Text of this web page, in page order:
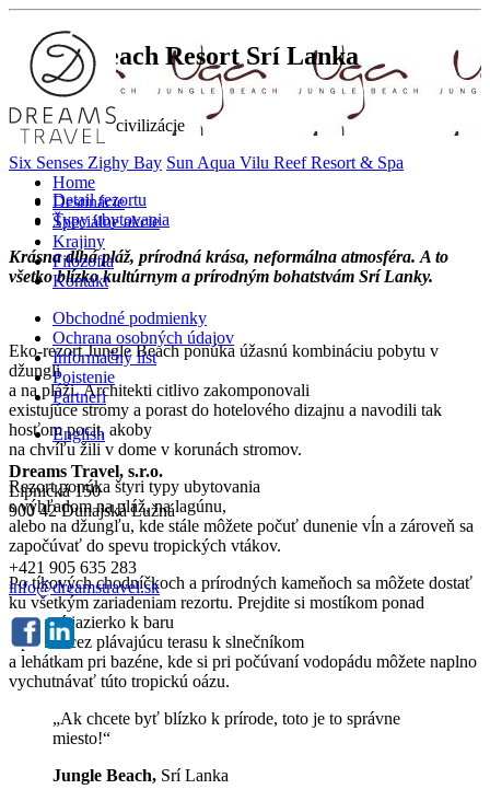
Home
Destinácie
Špeciálne akcie
Krajiny
Filozofia
Kontakt
Obchodné podmienky
Ochrana osobných údajov
Informačný list
Poistenie
Partneri
English
Dreams Travel, s.r.o.
Lipnická 150
900 42 Dunajská Lužná
+421 905 635 283
info@dreamstravel.sk
Jungle Beach Resort Srí Lanka
Únik od rušnej civilizácie
Six Senses Zighy Bay Sun Aqua Vilu Reef Resort & Spa
Detail rezortu
Typy ubytovania
Krásna dlhá pláž, prírodná krása, neformálna atmosféra. A to
všetko blízko kultúrnym a prírodným bohatstvám Srí Lanky.
Eko-rezort Jungle Beach ponúka úžasnú kombináciu pobytu v
džungli
a na pláži. Architekti citlivo zakomponovali
existujúce stromy a porast do hotelového dizajnu a navodili tak
hosťom pocit, akoby
na chvíľu žili v dome v korunách stromov.
Rezort ponúka štyri typy ubytovania
s výhľadom na pláž, na lagúnu,
alebo na džungľu, kde stále môžete počuť dunenie vĺn a zároveň sa
započúvať do spevu tropických vtákov.
Po tíkových chodníčkoch a prírodných kameňoch sa môžete dostať
ku všetkým zariadeniam rezortu. Prejdite si mostíkom ponad
lotosové jazierko k baru
a potom cez plávajúcu terasu k slnečníkom
a lehátkam pri bazéne, kde si pri počúvaní vodopádu môžete naplno
vychutnávať túto tropickú oázu.
„Ak chcete byť blízko k prírode, toto je to správne
miesto!“
Jungle Beach, Srí Lanka